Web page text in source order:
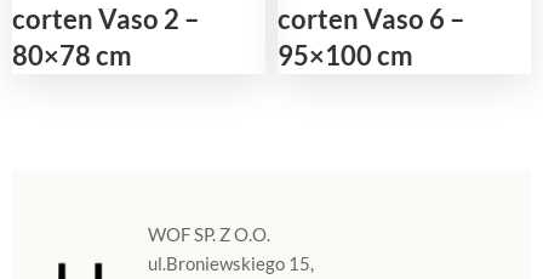
corten Vaso 2 –
80×78 cm
corten Vaso 6 –
95×100 cm
WOF SP. Z O.O.
ul.Broniewskiego 15,